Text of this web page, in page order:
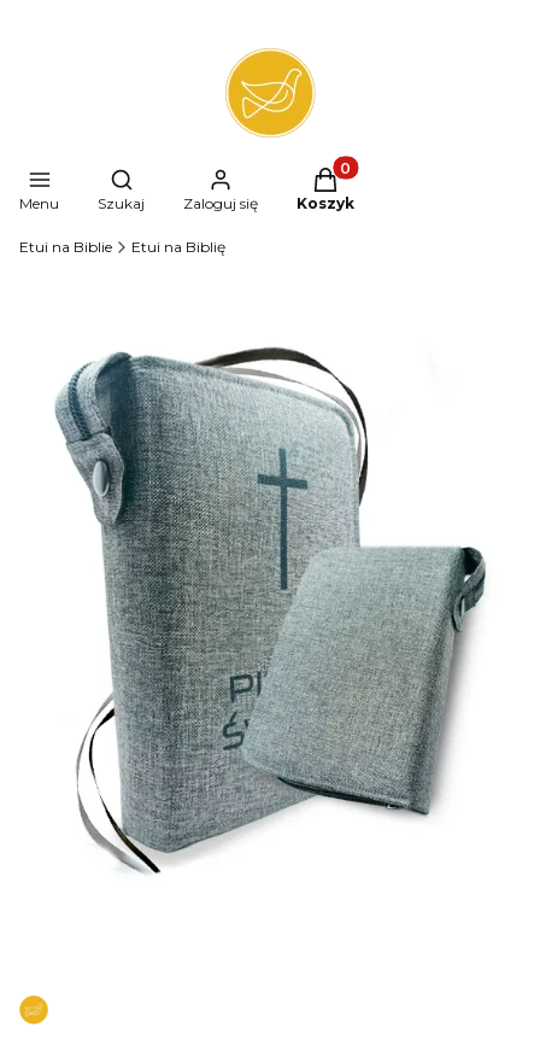
Menu
Otwórz wyszukiwarkę
Szukaj Zaloguj się
Produkty w koszyku: 0.
Koszyk
Etui na Biblie Etui na Biblię